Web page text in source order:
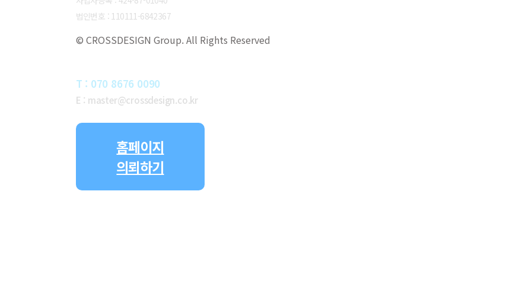
법인번호 : 110111-6842367
© CROSSDESIGN Group. All Rights Reserved
T : 070 8676 0090
E : master@crossdesign.co.kr
홈페이지
의뢰하기